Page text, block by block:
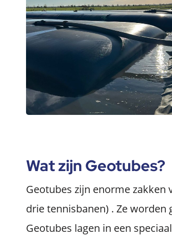
Wat zijn Geotubes?
Geotubes zijn enorme zakken
drie tennisbanen) . Ze
Geotubes lagen in een